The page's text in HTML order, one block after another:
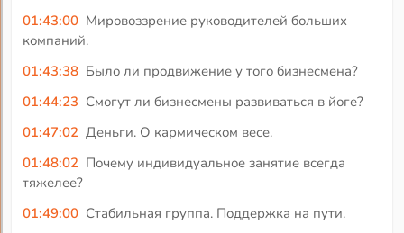
01:43:00 Мировоззрение руководителей больших
компаний.
01:43:38 Было ли продвижение у того бизнесмена?
01:44:23 Смогут ли бизнесмены развиваться в йоге?
01:47:02 Деньги. О кармическом весе.
01:48:02 Почему индивидуальное занятие всегда
тяжелее?
01:49:00 Стабильная группа. Поддержка на пути.